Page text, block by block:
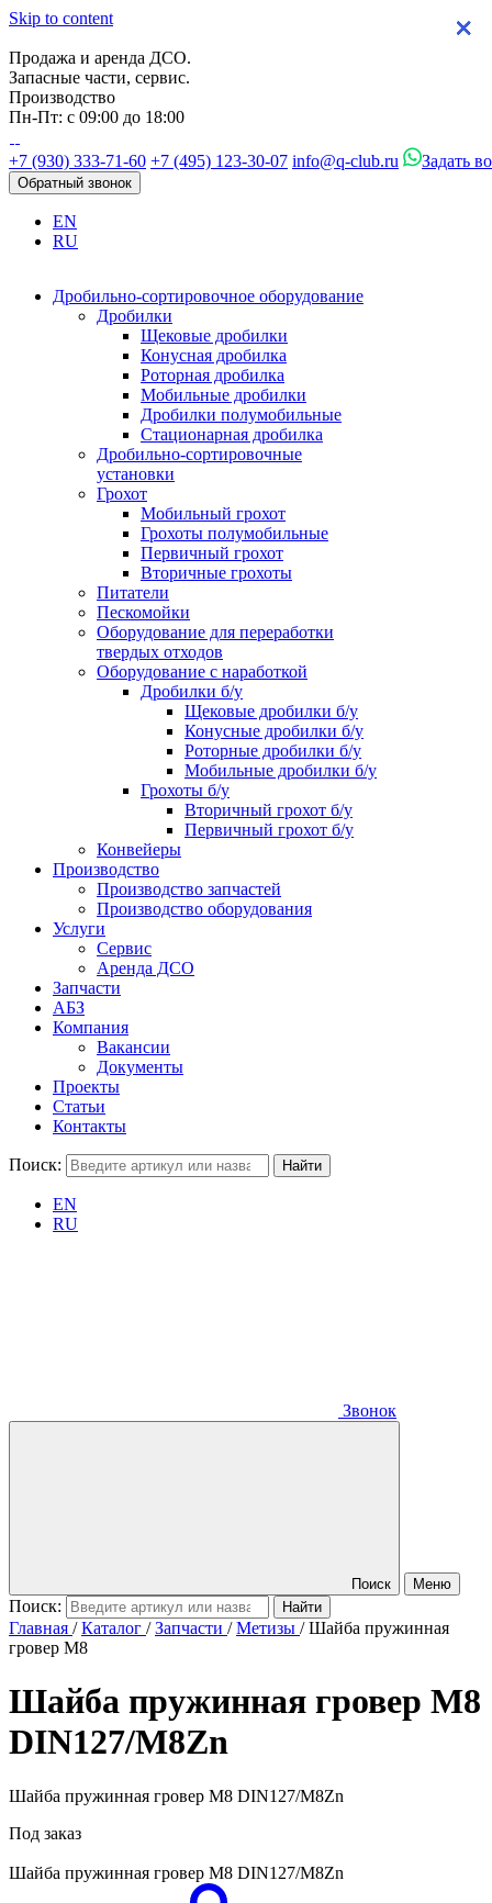
Skip to content
Продажа и аренда ДСО.
Запасные части, сервис.
Производство
Пн-Пт: с 09:00 до 18:00
+7 (930) 333-71-60 +7 (495) 123-30-07 info@q-club.ru Задать
Обратный звонок
EN
RU
Дробильно-сортировочное оборудование
Дробилки
Щековые дробилки
Конусная дробилка
Роторная дробилка
Мобильные дробилки
Дробилки полумобильные
Стационарная дробилка
Дробильно-сортировочные
установки
Грохот
Мобильный грохот
Грохоты полумобильные
Первичный грохот
Вторичные грохоты
Питатели
Пескомойки
Оборудование для переработки
твердых отходов
Оборудование с наработкой
Дробилки б/у
Щековые дробилки б/у
Конусные дробилки б/у
Роторные дробилки б/у
Мобильные дробилки б/у
Грохоты б/у
Вторичный грохот б/у
Первичный грохот б/у
Конвейеры
Производство
Производство запчастей
Производство оборудования
Услуги
Сервис
Аренда ДСО
Запчасти
АБЗ
Компания
Вакансии
Документы
Проекты
Статьи
Контакты
Поиск:
EN
RU
Звонок
Поиск Меню
Поиск:
Главная /Каталог /Запчасти /Метизы /Шайба пружинная
гровер M8
Шайба пружинная гровер M8
DIN127/M8Zn
Шайба пружинная гровер M8 DIN127/M8Zn
Под заказ
Шайба пружинная гровер M8 DIN127/M8Zn
×
×
×
×